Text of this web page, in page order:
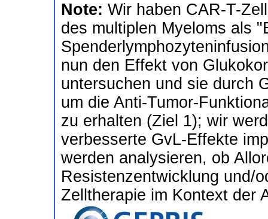
Note: Wir haben CAR-T-
des multiplen Myeloms als
nun den Effekt von
untersuchen und sie durch
um die Anti-Tumor-
zu erhalten (Ziel 1); wir
verbesserte GvL-Effekte
werden analysieren, ob
Resistenzentwicklung und/
Zelltherapie im Kontext der